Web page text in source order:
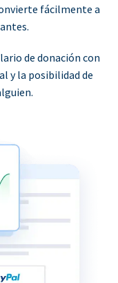
fácilmente a
de donación con
y la posibilidad de